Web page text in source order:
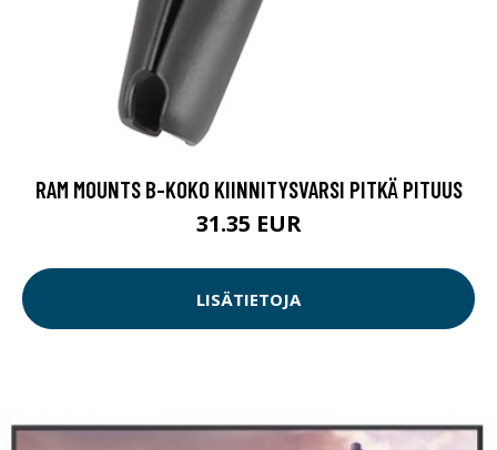
RAM MOUNTS B-KOKO KIINNITYSVARSI PITKÄ PITUUS
31.35 EUR
LISÄTIETOJA